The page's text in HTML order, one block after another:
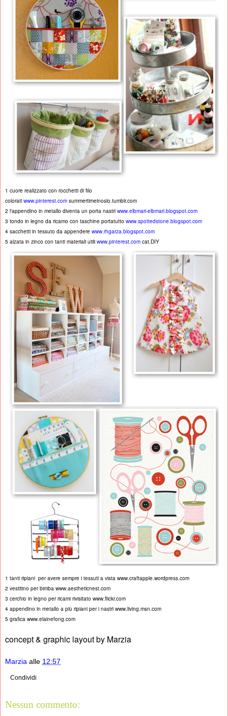
1 cuore realizzato con rocchetti di filo
colorati www.pinterest.com summertimeinoslo.tumblr.com
2 l'appendino in metallo diventa un porta nastri www.elbmari-elbmari.blogspot.com
3 tondo in legno da ricamo con taschine portatutto www.spottedstone.blogspot.com
4 sacchetti in tessuto da appendere www.rhgarza.blogspot.com
5 alzata in zinco con tanti materiali utili www.pinterest.com cat.DIY
1 tanti ripiani per avere sempre i tessuti a vista www.craftapple.wordpress.com
2 vestitino per bimba www.aestheticnest.com
3 cerchio in legno per ricami rivisitato www.flickr.com
4 appendino in metallo a più ripiani per i nastri www.living.msn.com
5 grafica www.elainefong.com
concept & graphic layout by Marzia
Marzia alle 12:57
Condividi
Nessun commento: